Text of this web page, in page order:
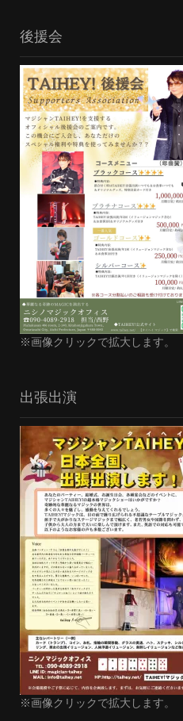
後援会
※画像クリックで拡大します。
出張出演
※画像クリックで拡大します。